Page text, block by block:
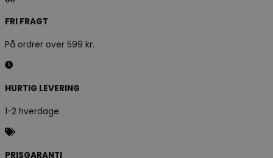
FRI FRAGT
På ordrer over 599 kr.
HURTIG LEVERING
1-2 hverdage
PRISGARANTI